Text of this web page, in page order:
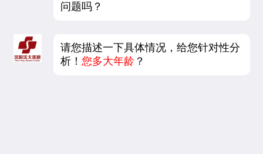
问题吗？
请您描述一下具体情况，给您针对性分
析！您多大年龄 ？